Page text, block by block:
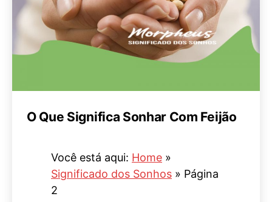
O Que Significa Sonhar Com Feijão
Você está aqui: Home »
Significado dos Sonhos » Página
2